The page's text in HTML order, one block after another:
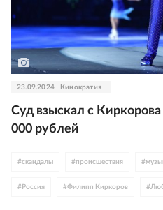
23.09.2024 Кинократия
Суд взыскал с
000 рублей
#скандалы #происшествия #
# Россия #Филипп Киркоров #